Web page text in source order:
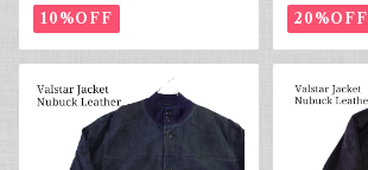
10%OFF
20%OFF